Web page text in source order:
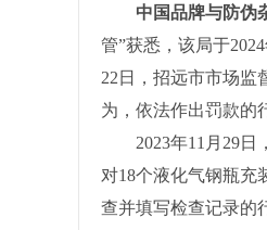
中国品牌与防伪
管”获悉，该局于
22日，招远市市场监
为，依法作出罚款的
2023年11月29
对18个液化气钢瓶充
查并填写检查记录的